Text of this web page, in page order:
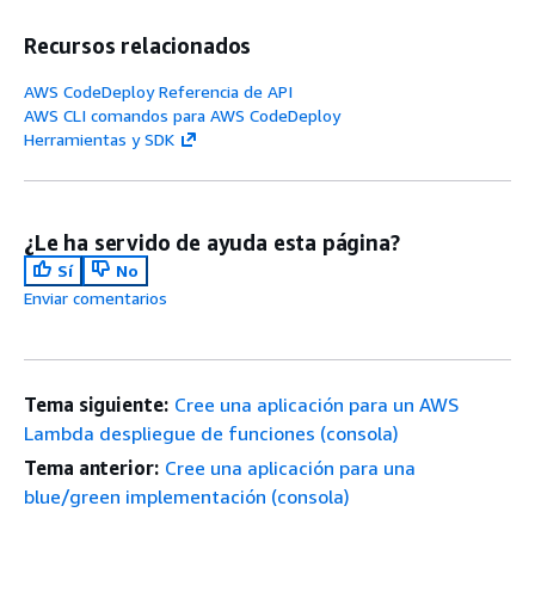
Recursos relacionados
AWS CodeDeploy Referencia de API
AWS CLI comandos para AWS CodeDeploy
Herramientas y SDK
¿Le ha servido de ayuda esta página?
Sí
No
Enviar comentarios
Tema siguiente: Cree una aplicación para un AWS
Lambda despliegue de funciones (consola)
Tema anterior: Cree una aplicación para una
blue/green implementación (consola)